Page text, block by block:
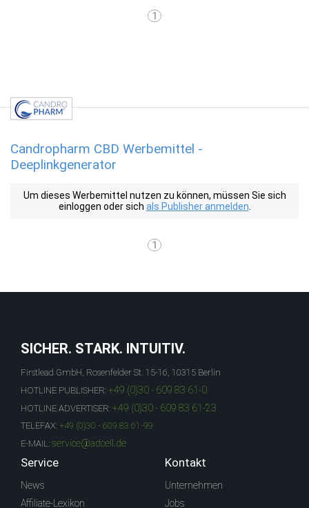
1
Candropharm CBD Werbemittel -
Deeplinkgenerator
Um dieses Werbemittel nutzen zu können, müssen Sie sich
einloggen oder sich als Publisher anmelden
1
SICHER. STARK. INTUITIV.
Firstlead GmbH, Rosenfelder St. 15-16, 10315 Berlin
HOTLINE PUBLISHER: +49 (0)30 - 609 83 61-0
HOTLINE ADVERTISER: +49 (0)30 - 609 83 61-23
TELEFAX: +49 (0)30 - 609 83 61-99
E-MAIL: service@adcell.de
Service
News
Affiliate-Lexikon
Kontakt
Unternehmen
Jobs